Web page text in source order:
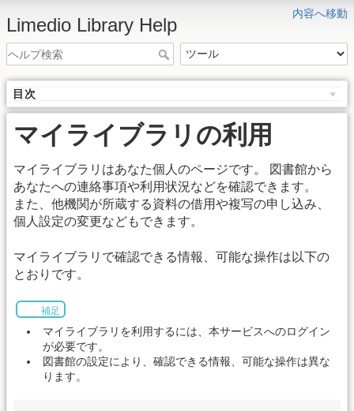
内容へ移動
Limedio Library Help
目次
マイライブラリの利用
マイライブラリはあなた個人のページです。 図書館から
あなたへの連絡事項や利用状況などを確認できます。
また、他機関が所蔵する資料の借用や複写の申し込み、
個人設定の変更などもできます。
マイライブラリで確認できる情報、可能な操作は以下の
とおりです。
補足
マイライブラリを利用するには、本サービスへのログイン
が必要です。
図書館の設定により、確認できる情報、可能な操作は異な
ります。